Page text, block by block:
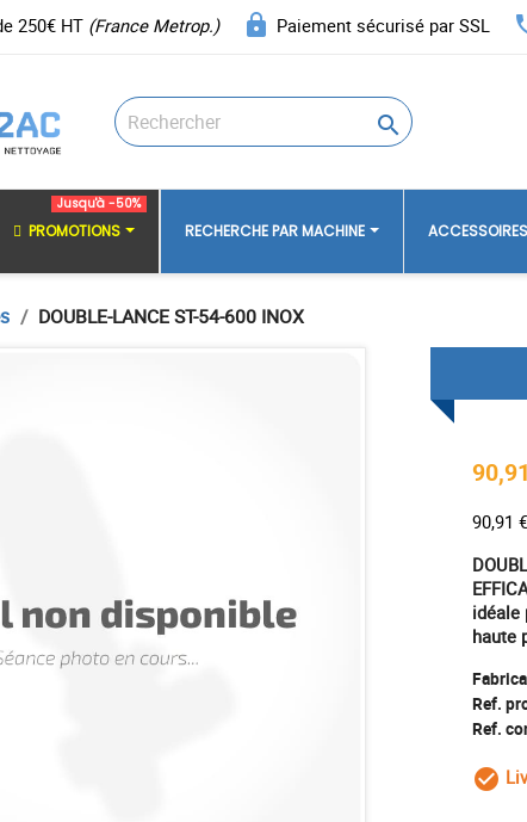
250€ HT (France Metrop.) lock Paiement sécurisé par SSL

PROMOTIONS
Jusqu'à -50%
RECHERCHE PAR MACHINE ACCESSOIRES
DOUBLE-LANCE ST-54-600 INOX
90,91
idéale
haute
Ref.
Ref.